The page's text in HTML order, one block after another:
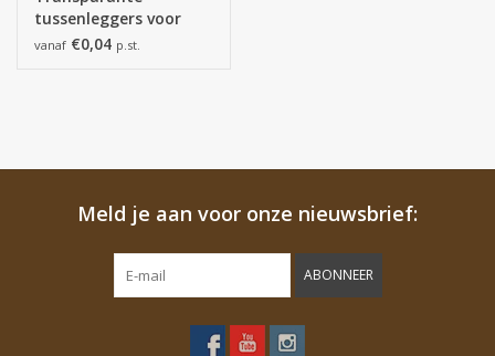
tussenleggers voor
Cubebox
vanaf €0,04 p.st.
Meld je aan voor onze nieuwsbrief:
ABONNEER